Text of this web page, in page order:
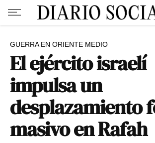
GUERRA EN ORIENTE MEDIO
El ejército israelí
impulsa un
desplazamiento
masivo en Rafah